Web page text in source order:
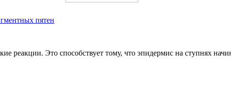
пятен
реакции. Это способствует тому, что эпидермис на ступнях